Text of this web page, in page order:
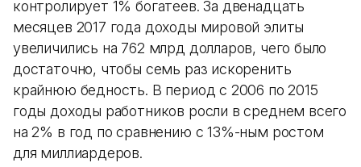
контролирует 1% богатеев. За двенадцать
месяцев 2017 года доходы мировой элиты
увеличились на 762 млрд долларов, чего было
достаточно, чтобы семь раз искоренить
крайнюю бедность. В период с 2006 по 2015
годы доходы работников росли в среднем всего
на 2% в год по сравнению с 13%-ным ростом
для миллиардеров.